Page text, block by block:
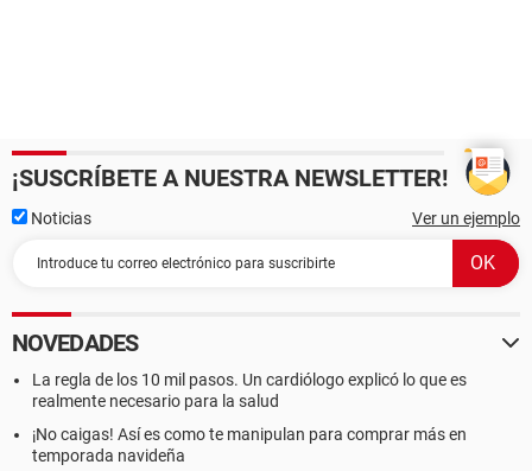
¡SUSCRÍBETE A NUESTRA NEWSLETTER!
Noticias Ver un ejemplo
NOVEDADES
La regla de los 10 mil pasos. Un cardiólogo explicó lo que es
realmente necesario para la salud
¡No caigas! Así es como te manipulan para comprar más en
temporada navideña